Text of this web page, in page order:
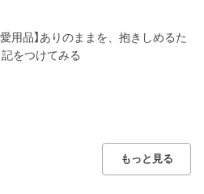
愛用品】ありのままを、抱きしめるた
をつけてみる
もっと見る